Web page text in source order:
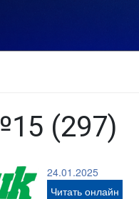
(297)
24.01.2025
Читать онлайн